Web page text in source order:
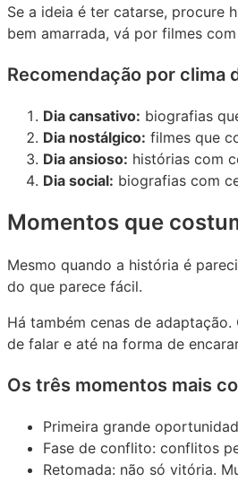
Se a ideia é ter catarse, procure
bem amarrada, vá por filmes
Recomendação por clima
Dia cansativo: biografias
Dia nostálgico: filmes que
Dia ansioso: histórias com
Dia social: biografias com
Momentos que
Mesmo quando a história é
do que parece fácil.
Há também cenas de
de falar e até na forma de
Os três momentos mais
Primeira grande
Fase de conflito: conflitos
Retomada: não só vitória.